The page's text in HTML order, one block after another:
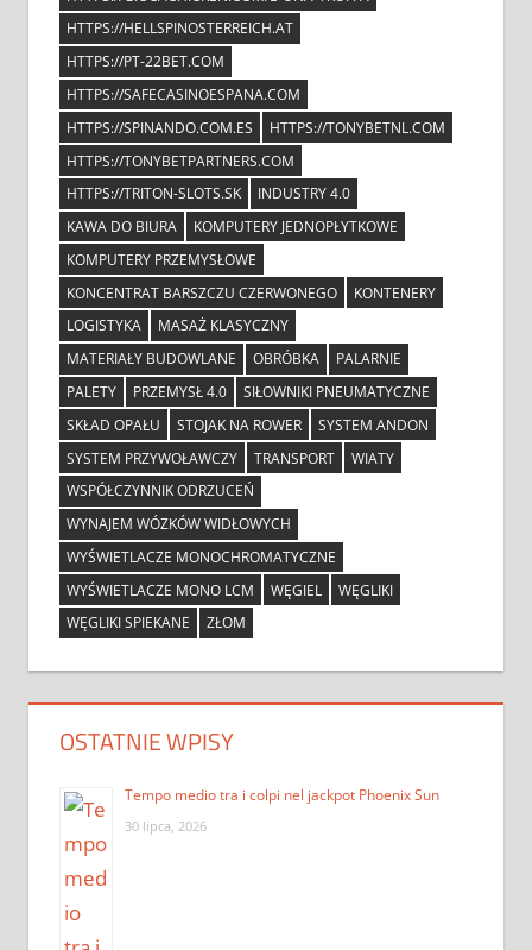
HTTPS://HELLSPINOSTERREICH.AT
HTTPS://PT-22BET.COM
HTTPS://SAFECASINOESPANA.COM
HTTPS://SPINANDO.COM.ES
HTTPS://TONYBETNL.COM
HTTPS://TONYBETPARTNERS.COM
HTTPS://TRITON-SLOTS.SK
INDUSTRY 4.0
KAWA DO BIURA
KOMPUTERY JEDNOPŁYTKOWE
KOMPUTERY PRZEMYSŁOWE
KONCENTRAT BARSZCZU CZERWONEGO
KONTENERY
LOGISTYKA
MASAŻ KLASYCZNY
MATERIAŁY BUDOWLANE
OBRÓBKA
PALARNIE
PALETY
PRZEMYSŁ 4.0
SIŁOWNIKI PNEUMATYCZNE
SKŁAD OPAŁU
STOJAK NA ROWER
SYSTEM ANDON
SYSTEM PRZYWOŁAWCZY
TRANSPORT
WIATY
WSPÓŁCZYNNIK ODRZUCEŃ
WYNAJEM WÓZKÓW WIDŁOWYCH
WYŚWIETLACZE MONOCHROMATYCZNE
WYŚWIETLACZE MONO LCM
WĘGIEL
WĘGLIKI
WĘGLIKI SPIEKANE
ZŁOM
OSTATNIE WPISY
Tempo medio tra i colpi nel jackpot Phoenix Sun
30 lipca, 2026